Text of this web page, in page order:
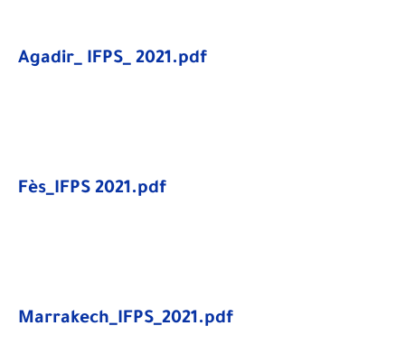
Agadir_ IFPS_ 2021.pdf
Fès_IFPS 2021.pdf
Marrakech_IFPS_2021.pdf